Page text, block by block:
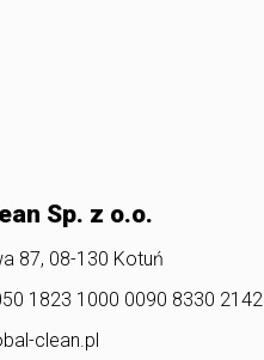
Sp. z o.o.
87, 08-130 Kotuń
1823 1000 0090 8330 2142
clean.pl